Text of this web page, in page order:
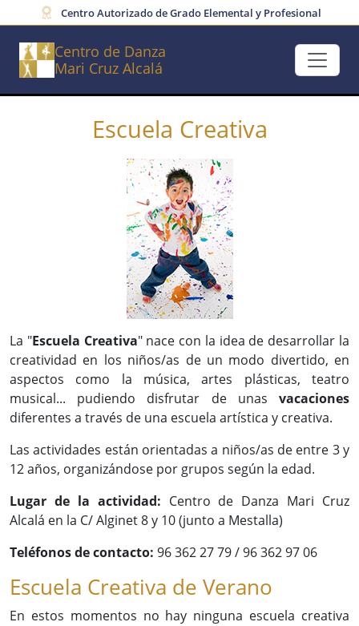
Centro Autorizado de Grado Elemental y Profesional
Centro de Danza
Mari Cruz Alcalá
Escuela Creativa
La "Escuela Creativa" nace con la idea de desarrollar la
creatividad en los niños/as de un modo divertido, en
aspectos como la música, artes plásticas, teatro
musical... pudiendo disfrutar de unas vacaciones
diferentes a través de una escuela artística y creativa.
Las actividades están orientadas a niños/as de entre 3 y
12 años, organizándose por grupos según la edad.
Lugar de la actividad: Centro de Danza Mari Cruz
Alcalá en la C/ Alginet 8 y 10 (junto a Mestalla)
Teléfonos de contacto: 96 362 27 79 / 96 362 97 06
Escuela Creativa de Verano
En estos momentos no hay ninguna escuela creativa